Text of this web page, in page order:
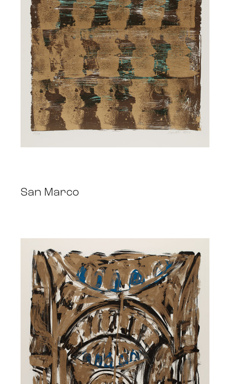
San Marco